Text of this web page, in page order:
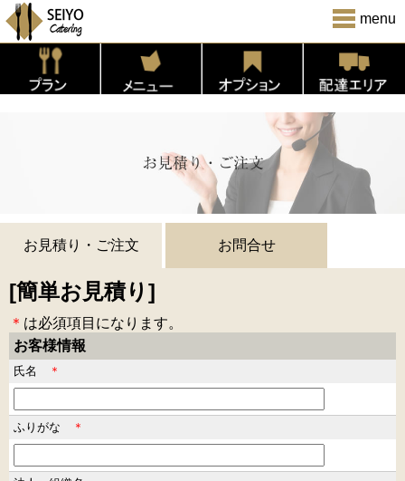
menu
お見積り・ご注文 お問合せ
[簡単お見積り]
＊ は必須項目になります。
お客様情報
氏名 ＊
ふりがな ＊